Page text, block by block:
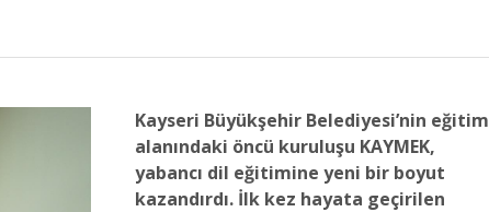
Kayseri Büyükşehir Belediyesi’nin eğitim
alanındaki öncü kuruluşu KAYMEK,
yabancı dil eğitimine yeni bir boyut
kazandırdı. İlk kez hayata geçirilen